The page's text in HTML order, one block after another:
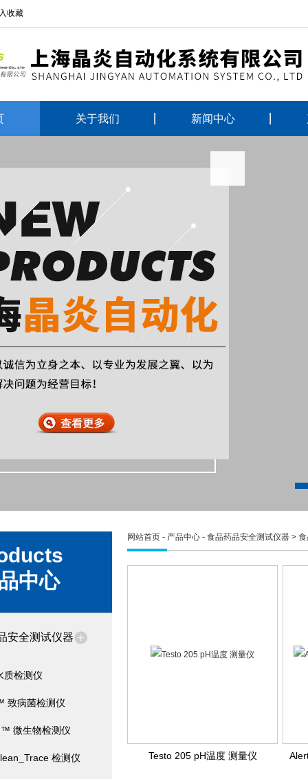
收藏
关于我们 新闻中心
中心
安全测试仪器
质检测仪
致病菌检测仪
微生物检测仪
检测仪
网站首页 - 产品中心 - 食品药品安全测试仪器 >
Testo 205 pH温度 测量仪